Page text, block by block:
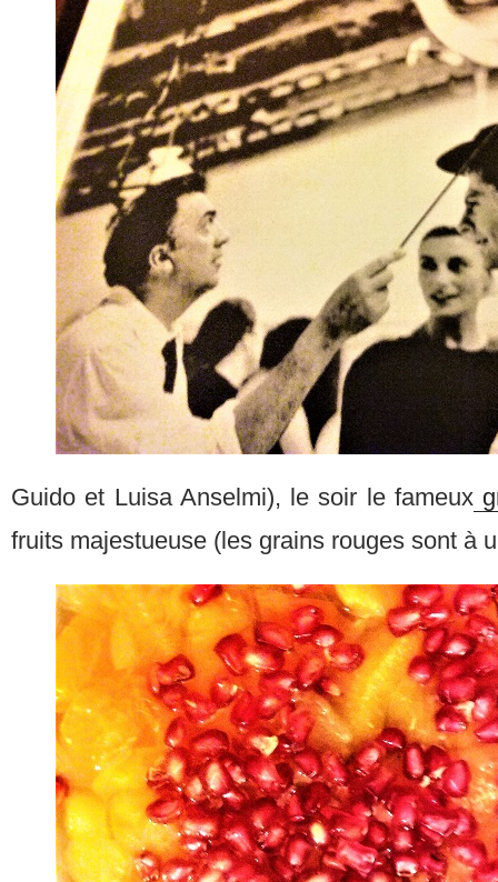
Guido et Luisa Anselmi), le soir le fameux
fruits majestueuse (les grains rouges sont à